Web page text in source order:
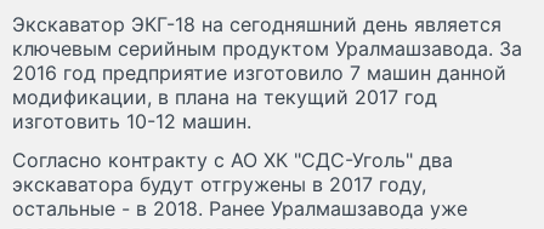
Экскаватор ЭКГ-18 на сегодняшний день является
ключевым серийным продуктом Уралмашзавода. За
2016 год предприятие изготовило 7 машин данной
модификации, в плана на текущий 2017 год
изготовить 10-12 машин.
Согласно контракту с АО ХК "СДС-Уголь" два
экскаватора будут отгружены в 2017 году,
остальные - в 2018. Ранее Уралмашзавода уже